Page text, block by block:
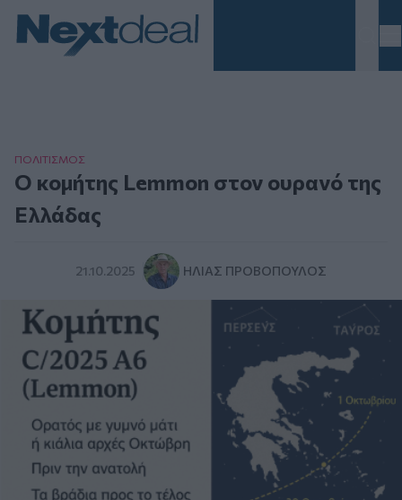
ΠΟΛΙΤΙΣΜΟΣ
Ο κομήτης Lemmon στον ουρανό της
Ελλάδας
21.10.2025 ΗΛΊΑΣ ΠΡΟΒΌΠΟΥΛΟΣ